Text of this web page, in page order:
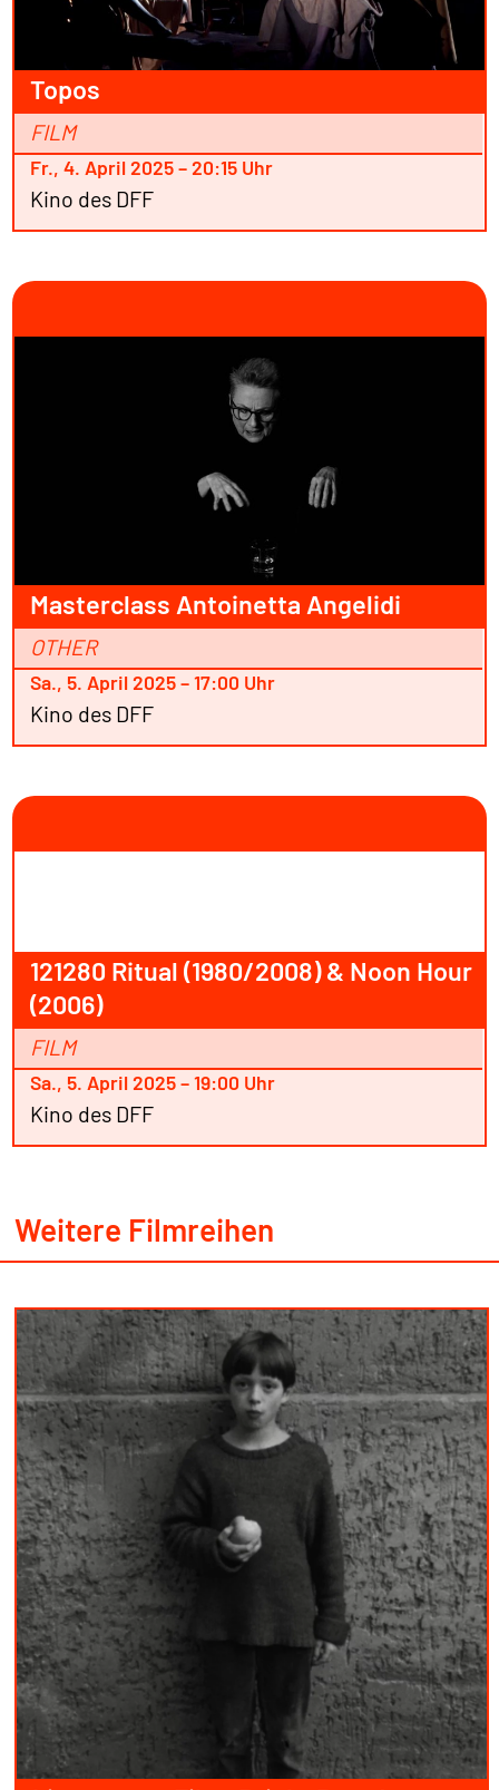
Topos
FILM
Fr., 4. April 2025 – 20:15 Uhr
Kino des DFF
Masterclass Antoinetta Angelidi
OTHER
Sa., 5. April 2025 – 17:00 Uhr
Kino des DFF
121280 Ritual (1980/2008) & Noon Hour
(2006)
FILM
Sa., 5. April 2025 – 19:00 Uhr
Kino des DFF
Weitere Filmreihen